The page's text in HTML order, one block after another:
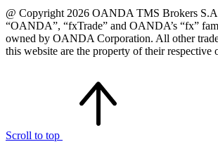
@ Copyright 2026 OANDA TMS Brokers
“OANDA”, “fxTrade” and OANDA’s “fx”
owned by OANDA Corporation. All other
this website are the property of their respective
Scroll to top